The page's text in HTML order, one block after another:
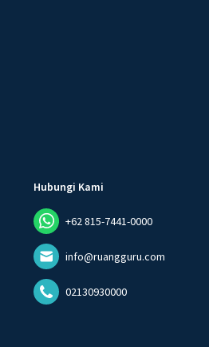
Hubungi Kami
+62 815-7441-0000
info@ruangguru.com
02130930000